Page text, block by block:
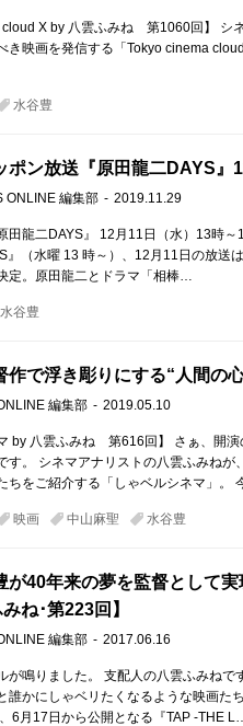
cloud X by 八雲ふみね 第1060回】 シ
き映画を発信する「Tokyo cinema
水谷豊
ポン放送『原田龍二DAYS』
ONLINE 編集部 2019.11.29
田龍二DAYS』 12月11日（水）13時～
』（水曜 13 時～）、12月11日の放送
定。原田龍二とドラマ「相棒…
水谷豊
作で浮き彫りにする“人間の
編集部 2019.05.10
by 八雲ふみね 第616回】 さぁ、開
す。 シネマアナリストの八雲ふみねが
ちをご紹介する「しゃベルシネマ」。
映画 中山麻聖 水谷豊
が40年来の夢を監督として
ね･第223回】
編集部 2017.06.16
が鳴りました。 支配人の八雲ふみねで
誰かにしゃベリたくなるような映画た
6月17日から公開となる『TAP -THE